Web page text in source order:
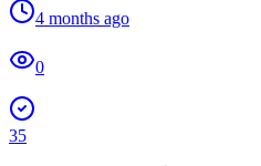
4 months ago
0
35